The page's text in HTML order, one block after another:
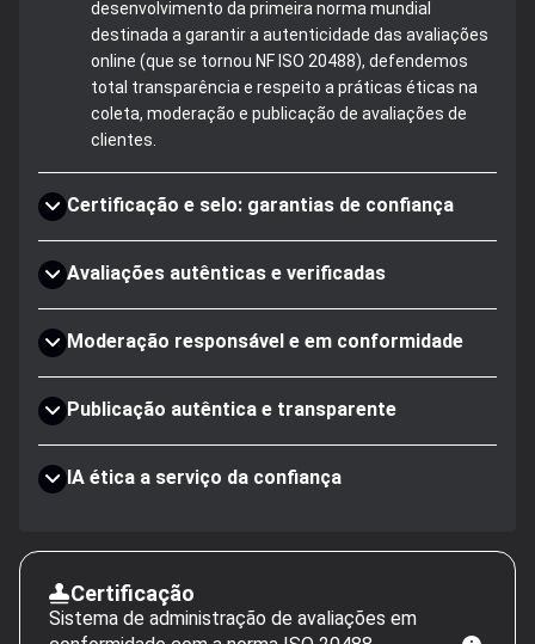
desenvolvimento da primeira norma mundial
destinada a garantir a autenticidade das avaliações
online (que se tornou NF ISO 20488), defendemos
total transparência e respeito a práticas éticas na
coleta, moderação e publicação de avaliações de
clientes.
Certificação e selo: garantias de confiança
Avaliações autênticas e verificadas
Moderação responsável e em conformidade
Publicação autêntica e transparente
IA ética a serviço da confiança
Certificação
Sistema de administração de avaliações em